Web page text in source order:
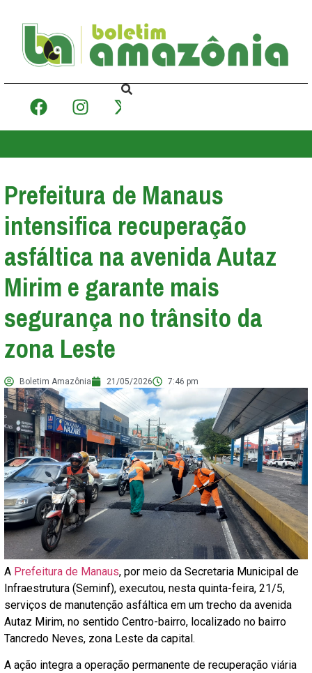
Prefeitura de Manaus
intensifica recuperação
asfáltica na avenida Autaz
Mirim e garante mais
segurança no trânsito da
zona Leste
Boletim Amazônia 21/05/2026 7:46 pm
A Prefeitura de Manaus, por meio da Secretaria Municipal de
Infraestrutura (Seminf), executou, nesta quinta-feira, 21/5,
serviços de manutenção asfáltica em um trecho da avenida
Autaz Mirim, no sentido Centro-bairro, localizado no bairro
Tancredo Neves, zona Leste da capital.
A ação integra a operação permanente de recuperação viária